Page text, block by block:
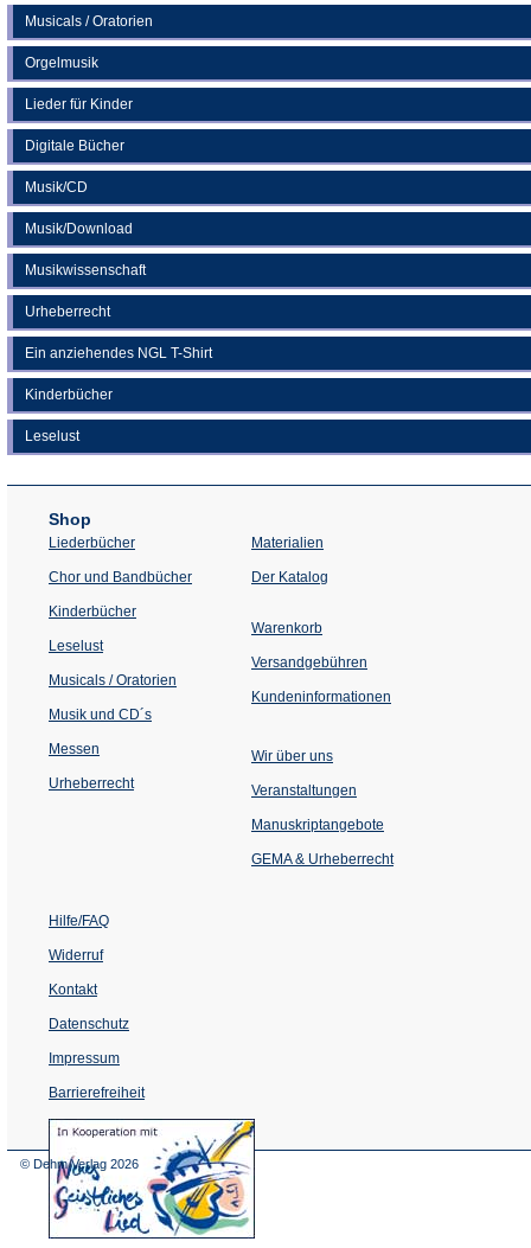
Musicals / Oratorien
Orgelmusik
Lieder für Kinder
Digitale Bücher
Musik/CD
Musik/Download
Musikwissenschaft
Urheberrecht
Ein anziehendes NGL T-Shirt
Kinderbücher
Leselust
Shop
Liederbücher
Chor und Bandbücher
Kinderbücher
Leselust
Musicals / Oratorien
Musik und CD´s
Messen
Urheberrecht
Materialien
Der Katalog
Warenkorb
Versandgebühren
Kundeninformationen
Wir über uns
Veranstaltungen
einem
Tab)
Manuskriptangebote
GEMA & Urheberrecht
Hilfe/FAQ
Widerruf
Kontakt
Datenschutz
Impressum
Barrierefreiheit
(Öffnet
in
© Dehm Verlag 2026